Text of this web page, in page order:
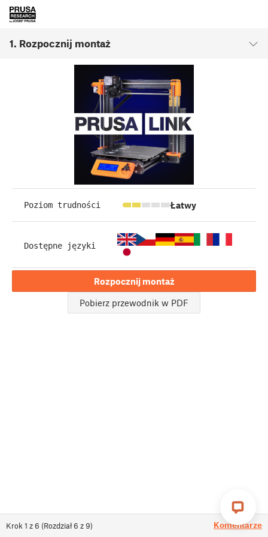
1. Rozpocznij montaż
Krok 1 z6 (Rozdział6 z9) Komentarze
Poziom trudności Łatwy
Dostępne języki
Rozpocznij montaż
Pobierz przewodnik w PDF